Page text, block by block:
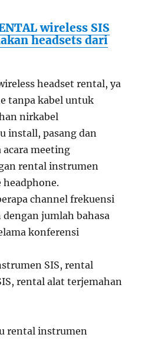
wireless SIS
headsets dari
headset rental, ya
tanpa kabel untuk
nirkabel
install, pasang dan
acara meeting
rental instrumen
channel frekuensi
jumlah bahasa
konferensi
SIS, rental
rental alat terjemahan
rental instrumen